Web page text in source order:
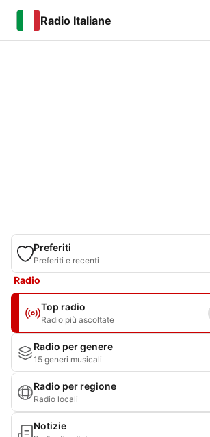
Radio Italiane
Preferiti
Preferiti e recenti
Radio
Top radio
Radio più ascoltate
Radio per genere
15 generi musicali
Radio per regione
Radio locali
Notizie